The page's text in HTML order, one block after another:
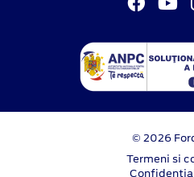
© 2026
Termeni si